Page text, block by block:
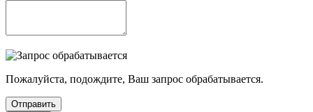
Пожалуйста, подождите, Ваш запрос обрабатывается.
Отправить